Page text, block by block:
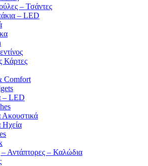
– Τσάντες
– LED
Κάρτες
Comfort
– LED
– Αντάπτορες – Καλώδια